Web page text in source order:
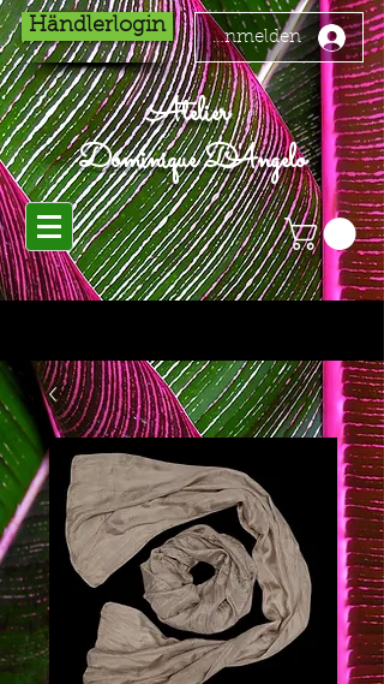
Händlerlogin
Anmelden
Atelier
Dominique D'Angelo